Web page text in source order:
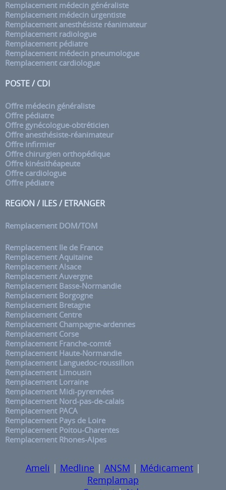
Remplacement médecin généraliste
Remplacement médecin urgentiste
Remplacement anesthésiste réanimateur
Remplacement radiologue
Remplacement pédiatre
Remplacement médecin pneumologue
Remplacement cardiologue
POSTE / CDI
Offre médecin généraliste
Offre pédiatre
Offre gynécologue-obtréticien
Offre anesthésiste-réanimateur
Offre infirmier
Offre chirurgien orthopédique
Offre kinésithéapeute
Offre cardiologue
Offre pédiatre
REGION / ILES / ETRANGER
Remplacement DOM/TOM
Remplacement Ile de France
Remplacement Aquitaine
Remplacement Alsace
Remplacement Auvergne
Remplacement Basse-Normandie
Remplacement Borgogne
Remplacement Bretagne
Remplacement Centre
Remplacement Champagne-ardennes
Remplacement Corse
Remplacement Franche-comté
Remplacement Haute-Normandie
Remplacement Languedoc-roussillon
Remplacement Limousin
Remplacement Lorraine
Remplacement Midi-pyrennées
Remplacement Nord-pas-de-calais
Remplacement PACA
Remplacement Pays de Loire
Remplacement Poitou-Charentes
Remplacement Rhones-Alpes
Ameli | Medline | ANSM | Médicament|
Remplamap